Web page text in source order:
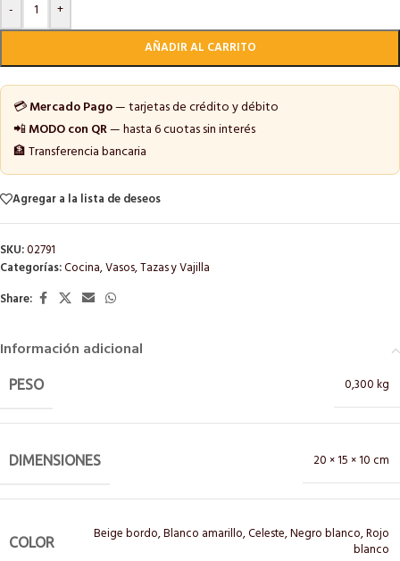
-
+
AÑADIR AL CARRITO
💳Mercado Pago— tarjetas de crédito y débito
📲MODO con QR— hasta 6 cuotas sin interés
🏦 Transferencia bancaria
Agregar a la lista de deseos
SKU:02791
Categorías:Cocina,Vasos, Tazas y Vajilla
Share:
Información adicional
PESO 0,300 kg
DIMENSIONES 20 × 15 × 10 cm
COLOR Beige bordo,Blanco amarillo,Celeste,Negro blanco,Rojo
blanco